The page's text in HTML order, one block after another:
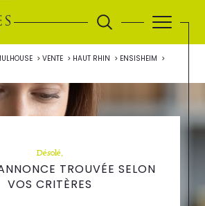
VENTE HAUT RHIN
ENSISHEIM
Désolé,
TROUVÉE SELON
VOS CRITÈRES